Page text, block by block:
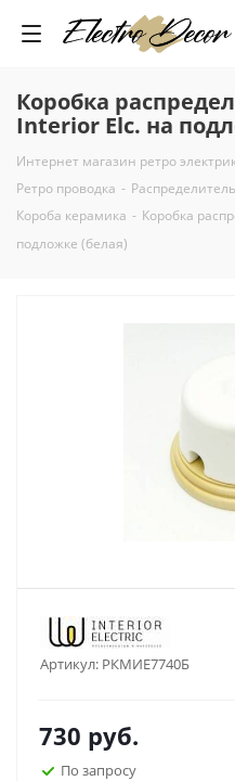
Коробка
Interior Elc. на
Интернет магазин ретро
Ретро проводка -
Короба керамика - Коробка
подложке (белая)
Артикул: РКМИЕ7740Б
730 руб.
По запросу